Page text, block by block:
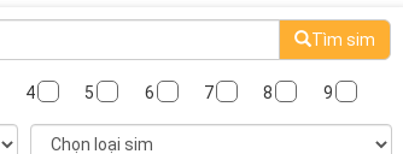
Tìm sim
4 5 6 7 8 9